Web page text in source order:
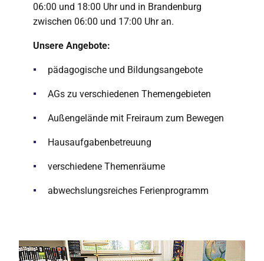
06:00 und 18:00 Uhr und in Brandenburg
zwischen 06:00 und 17:00 Uhr an.
Unsere Angebote:
pädagogische und Bildungsangebote
AGs zu verschiedenen Themengebieten
Außengelände mit Freiraum zum Bewegen
Hausaufgabenbetreuung
verschiedene Themenräume
abwechslungsreiches Ferienprogramm